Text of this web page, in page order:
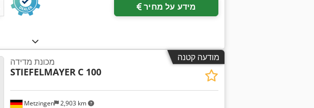
מידע על מחיר
מודעה קטנה
Metzingen 2,903 km
מכונת מדידה
STIEFELMAYER C 100